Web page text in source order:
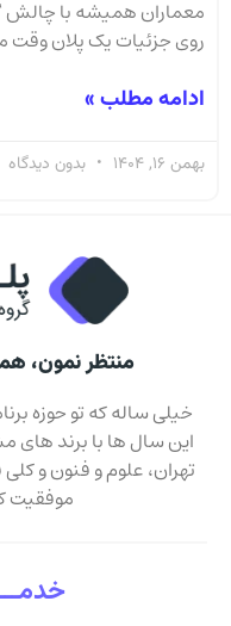
معماران همیشه با چالش
روی جزئیات یک پلان وقت
ادامه مطلب »
بهمن 16, 1404 بدون دیدگاه
منتظر نمون،
خیلی ساله که تو حوزه
این سال ها با برند
تهران، علوم و فنون و
موفقیت